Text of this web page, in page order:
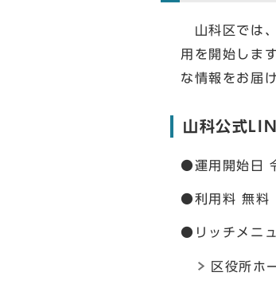
山科区では
用を開始しま
な情報をお届
山科公式
●運用開始日
●利用料 無料
●リッチメニ
区役所ホ